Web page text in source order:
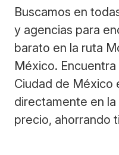
Buscamos en
y agencias para
barato en la ruta
México.
Ciudad de México
directamente en
precio, ahorrando